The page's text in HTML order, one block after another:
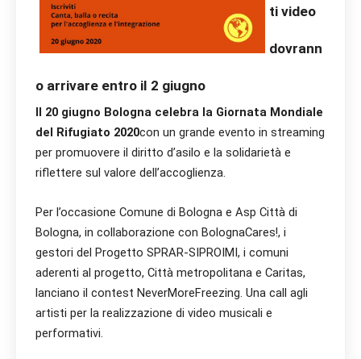
ti video
dovrann
o arrivare entro il 2 giugno
Il 20 giugno Bologna celebra la Giornata Mondiale
del Rifugiato 2020con un grande evento in streaming
per promuovere il diritto d’asilo e la solidarietà e
riflettere sul valore dell’accoglienza.
Per l’occasione Comune di Bologna e Asp Città di
Bologna, in collaborazione con BolognaCares!, i
gestori del Progetto SPRAR-SIPROIMI, i comuni
aderenti al progetto, Città metropolitana e Caritas,
lanciano il contest NeverMoreFreezing. Una call agli
artisti per la realizzazione di video musicali e
performativi.